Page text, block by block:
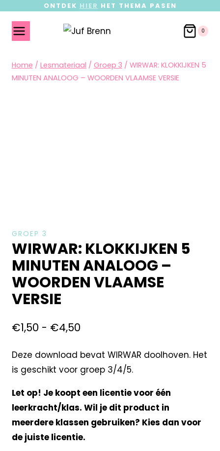
ONTDEK HIER HET THEMA PASEN
0
Home / Lesmateriaal / Groep 3 / WIRWAR: KLOKKIJKEN 5
MINUTEN ANALOOG – WOORDEN VLAAMSE VERSIE
GROEP 3
WIRWAR: KLOKKIJKEN 5
MINUTEN ANALOOG –
WOORDEN VLAAMSE
VERSIE
€1,50 - €4,50
Deze download bevat WIRWAR doolhoven. Het
is geschikt voor groep 3/4/5.
Let op! Je koopt een licentie voor één
leerkracht/klas. Wil je dit product in
meerdere klassen gebruiken? Kies dan voor
de juiste licentie.